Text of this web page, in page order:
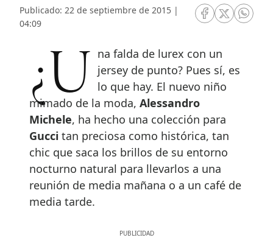
Publicado: 22 de septiembre de 2015 |
04:09
RRSS Facebook
RRSSRRSS
¿Una falda de lurex con un
jersey de punto? Pues sí, es
lo que hay. El nuevo niño
mimado de la moda, Alessandro
Michele, ha hecho una colección para
Gucci tan preciosa como histórica, tan
chic que saca los brillos de su entorno
nocturno natural para llevarlos a una
reunión de media mañana o a un café de
media tarde.